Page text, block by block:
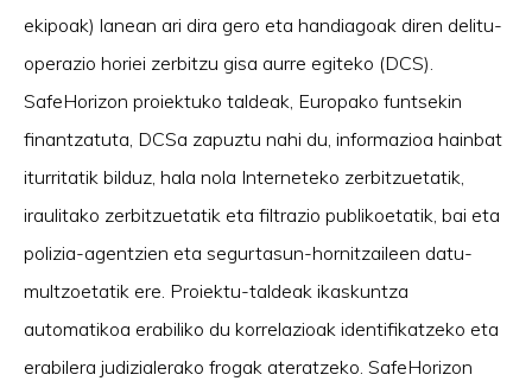
ekipoak) lanean ari dira gero eta handiagoak diren delitu-
operazio horiei zerbitzu gisa aurre egiteko (DCS).
SafeHorizon proiektuko taldeak, Europako funtsekin
finantzatuta, DCSa zapuztu nahi du, informazioa hainbat
iturritatik bilduz, hala nola Interneteko zerbitzuetatik,
iraulitako zerbitzuetatik eta filtrazio publikoetatik, bai eta
polizia-agentzien eta segurtasun-hornitzaileen datu-
multzoetatik ere. Proiektu-taldeak ikaskuntza
automatikoa erabiliko du korrelazioak identifikatzeko eta
erabilera judizialerako frogak ateratzeko. SafeHorizon